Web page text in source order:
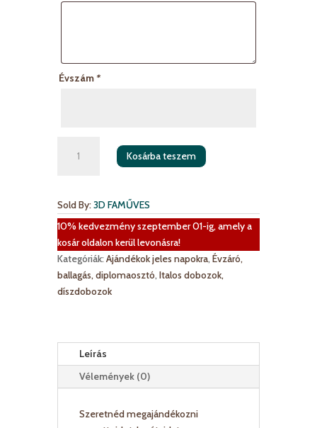
Évszám*
díszdoboz
Kosárba teszem
Sold By:3D FAMŰVES
10% kedvezmény szeptember 01-ig, amely a
kosár oldalon kerül levonásra!
Kategóriák:Ajándékok jeles napokra,Évzáró,
ballagás, diplomaosztó,Italos dobozok,
díszdobozok
Leírás
Vélemények (0)
Szeretnéd megajándékozni